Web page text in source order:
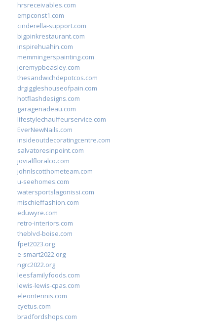
hrsreceivables.com
empconst1.com
cinderella-support.com
bigpinkrestaurant.com
inspirehuahin.com
memmingerspainting.com
jeremypbeasley.com
thesandwichdepotcos.com
drgiggleshouseofpain.com
hotflashdesigns.com
garagenadeau.com
lifestylechauffeurservice.com
EverNewNails.com
insideoutdecoratingcentre.com
salvatoresinpoint.com
jovialfloralco.com
johnlscotthometeam.com
u-seehomes.com
watersportslagonissi.com
mischieffashion.com
eduwyre.com
retro-interiors.com
theblvd-boise.com
fpet2023.org
e-smart2022.org
ngrc2022.org
leesfamilyfoods.com
lewis-lewis-cpas.com
eleontennis.com
cyetus.com
bradfordshops.com